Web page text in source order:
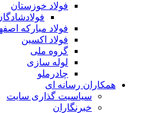
فولاد خوزستان
فولاد مبارکه
فولاد اکسین
گروه ملی
لوله سازی
چادرملو
همکاران رسانه ای
سیاسیت گذاری سایت
خبرنگاران